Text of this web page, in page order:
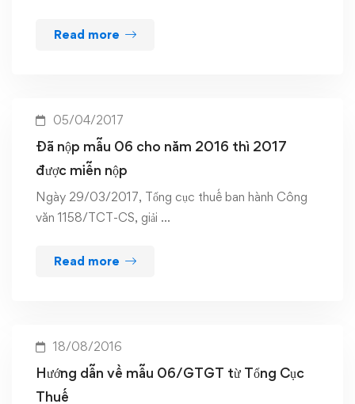
Read more
05/04/2017
Đã nộp mẫu 06 cho năm 2016 thì 2017
được miễn nộp
Ngày 29/03/2017, Tổng cục thuế ban hành Công
văn 1158/TCT-CS, giải …
Read more
18/08/2016
Hướng dẫn về mẫu 06/GTGT từ Tổng Cục
Thuế